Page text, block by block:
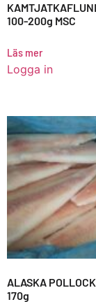
100-200g MSC
Läs mer
Logga in
ALASKA
170g